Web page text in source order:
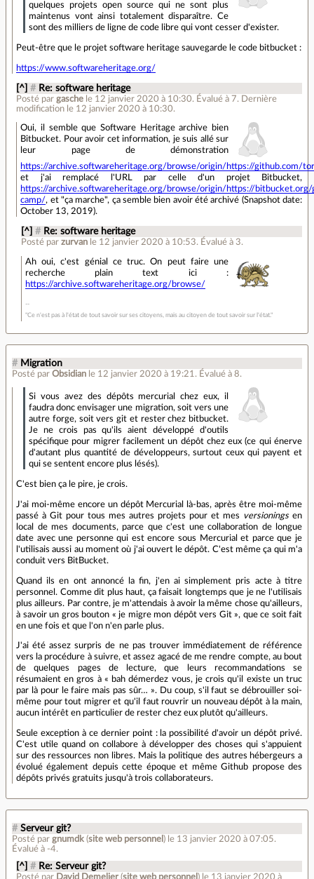
quelques projets open source qui ne sont plus
maintenus vont ainsi totalement disparaître. Ce
sont des milliers de ligne de code libre qui vont cesser d'exister.
Peut-être que le projet software heritage sauvegarde le code bitbucket :
https://www.softwareheritage.org/
[^] # Re: software heritage
Posté pargasche le 12 janvier 2020 à 10:30. Évalué à7. Dernière
modification le 12 janvier 2020 à 10:30.
Oui, il semble que Software Heritage archive bien
Bitbucket. Pour avoir cet information, je suis allé sur
leur page de démonstration
https://archive.softwareheritage.org/browse/origin/https://github.com/
et j'ai remplacé l'URL par celle d'un projet Bitbucket,
https://archive.softwareheritage.org/browse/origin/https://bitbucket.org/
camp/, et "ça marche", ça semble bien avoir été archivé (Snapshot date:
October 13, 2019).
[^] # Re: software heritage
Posté par zurvan le 12 janvier 2020 à 10:53. Évalué à 3.
Ah oui, c'est génial ce truc. On peut faire une
recherche plain text ici :
https://archive.softwareheritage.org/browse/
"Ce n'est pas à l'état de tout savoir sur ses citoyens, mais au citoyen de tout savoir sur l'état."
# Migration
Posté par Obsidian le 12 janvier 2020 à 19:21 . Évalué à 8.
Si vous avez des dépôts mercurial chez eux, il
faudra donc envisager une migration, soit vers une
autre forge, soit vers git et rester chez bitbucket.
Je ne crois pas qu'ils aient développé d'outils
spécifique pour migrer facilement un dépôt chez eux (ce qui énerve
d'autant plus quantité de développeurs, surtout ceux qui payent et
qui se sentent encore plus lésés).
C'est bien ça le pire, je crois.
J'ai moi-même encore un dépôt Mercurial là-bas, après être moi-même
passé à Git pour tous mes autres projets pour et mes versioningsen
local de mes documents, parce que c'est une collaboration de longue
date avec une personne qui est encore sous Mercurial et parce que je
l'utilisais aussi au moment où j'ai ouvert le dépôt. C'est même ça qui m'a
conduit vers BitBucket.
Quand ils en ont annoncé la fin, j'en ai simplement pris acte à titre
personnel. Comme dit plus haut, ça faisait longtemps que je ne l'utilisais
plus ailleurs. Par contre, je m'attendais à avoir la même chose qu'ailleurs,
à savoir un gros bouton « je migre mon dépôt vers Git », que ce soit fait
en une fois et que l'on n'en parle plus.
J'ai été assez surpris de ne pas trouver immédiatement de référence
vers la procédure à suivre, et assez agacé de me rendre compte, au bout
de quelques pages de lecture, que leurs recommandations se
résumaient en gros à « bah démerdez vous, je crois qu'il existe un truc
par là pour le faire mais pas sûr… ». Du coup, s'il faut se débrouiller soi-
même pour tout migrer et qu'il faut rouvrir un nouveau dépôt à la main,
aucun intérêt en particulier de rester chez eux plutôt qu'ailleurs.
Seule exception à ce dernier point : la possibilité d'avoir un dépôt privé.
C'est utile quand on collabore à développer des choses qui s'appuient
sur des ressources non libres. Mais la politique des autres hébergeurs a
évolué également depuis cette époque et même Github propose des
dépôts privés gratuits jusqu'à trois collaborateurs.
# Serveur git?
Posté par gnumdk (site web personnel ) le 13 janvier 2020 à 07:05.
Évalué à -4.
[^] # Re: Serveur git?
Posté par David Demelier (site web personnel ) le 13 janvier 2020 à